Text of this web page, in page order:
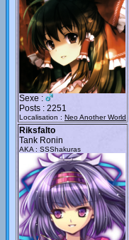
Sexe :
Posts : 2251
Localisation : Neo Another World
Riksfalto
Tank Ronin
AKA : SSShakuras